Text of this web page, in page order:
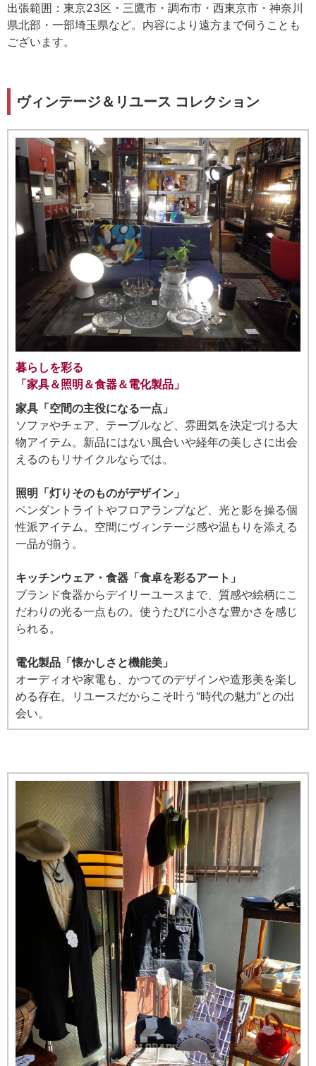
出張範囲：東京23区・三鷹市・調布市・西東京市・神奈川
県北部・一部埼玉県など。内容により遠方まで伺うことも
ございます。
ヴィンテージ＆リユース コレクション
暮らしを彩る
「家具＆照明＆食器＆電化製品」
家具「空間の主役になる一点」
ソファやチェア、テーブルなど、雰囲気を決定づける大
物アイテム。新品にはない風合いや経年の美しさに出会
えるのもリサイクルならでは。
照明「灯りそのものがデザイン」
ペンダントライトやフロアランプなど、光と影を操る個
性派アイテム。空間にヴィンテージ感や温もりを添える
一品が揃う。
キッチンウェア・食器「食卓を彩るアート」
ブランド食器からデイリーユースまで、質感や絵柄にこ
だわりの光る一点もの。使うたびに小さな豊かさを感じ
られる。
電化製品「懐かしさと機能美」
オーディオや家電も、かつてのデザインや造形美を楽し
める存在。リユースだからこそ叶う“時代の魅力”との出
会い。